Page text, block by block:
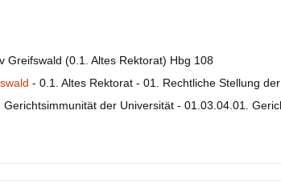
Greifswald (0.1. Altes Rektorat) Hbg 108
- 0.1. Altes Rektorat - 01. Rechtliche Stellung
der Universität - 01.03.04.01.